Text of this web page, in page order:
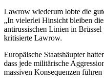
Lawrow wiederum lobte die
„In vielerlei Hinsicht bleiben
antirussischen Linien in
kritisierte Lawrow.
Europäische Staatshäupter
dass jede militärische
massiven Konsequenzen führen